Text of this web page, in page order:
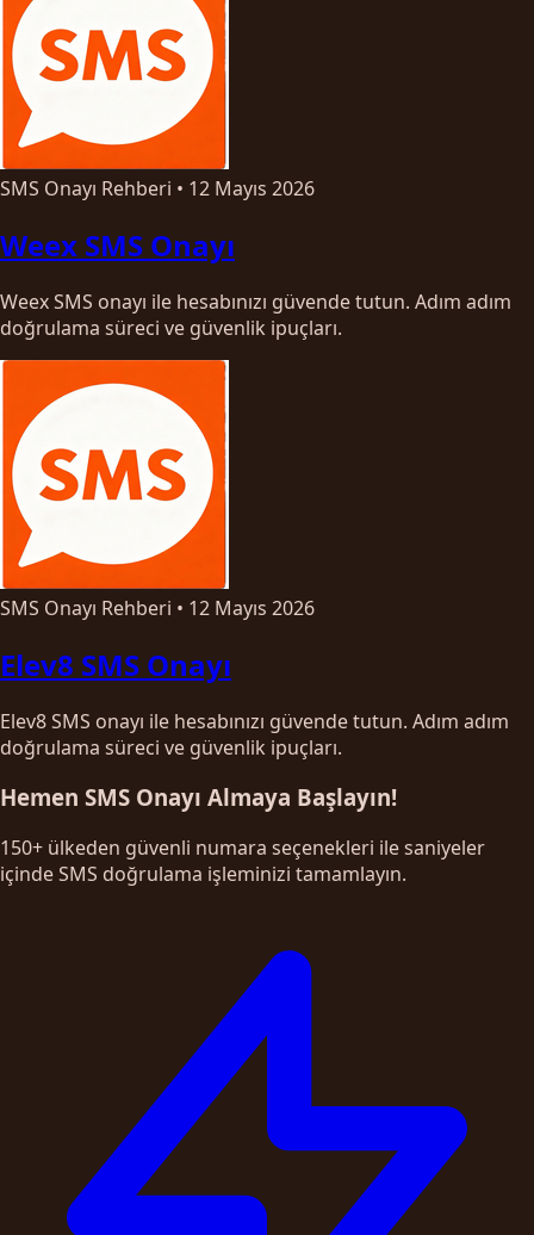
SMS Onayı Rehberi • 12 Mayıs 2026
Weex SMS Onayı
Weex SMS onayı ile hesabınızı güvende tutun. Adım adım
doğrulama süreci ve güvenlik ipuçları.
SMS Onayı Rehberi • 12 Mayıs 2026
Elev8 SMS Onayı
Elev8 SMS onayı ile hesabınızı güvende tutun. Adım adım
doğrulama süreci ve güvenlik ipuçları.
Hemen SMS Onayı Almaya Başlayın!
150+ ülkeden güvenli numara seçenekleri ile saniyeler
içinde SMS doğrulama işleminizi tamamlayın.